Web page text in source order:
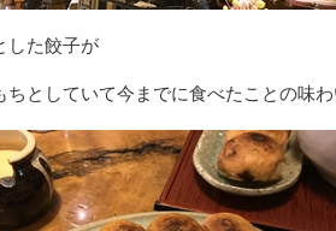
した餃子が
ちとしていて今までに食べたことの味